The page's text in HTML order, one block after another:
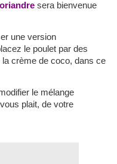
sera bienvenue
une version
le poulet par des
la crème de coco, dans ce
le mélange
plait, de votre